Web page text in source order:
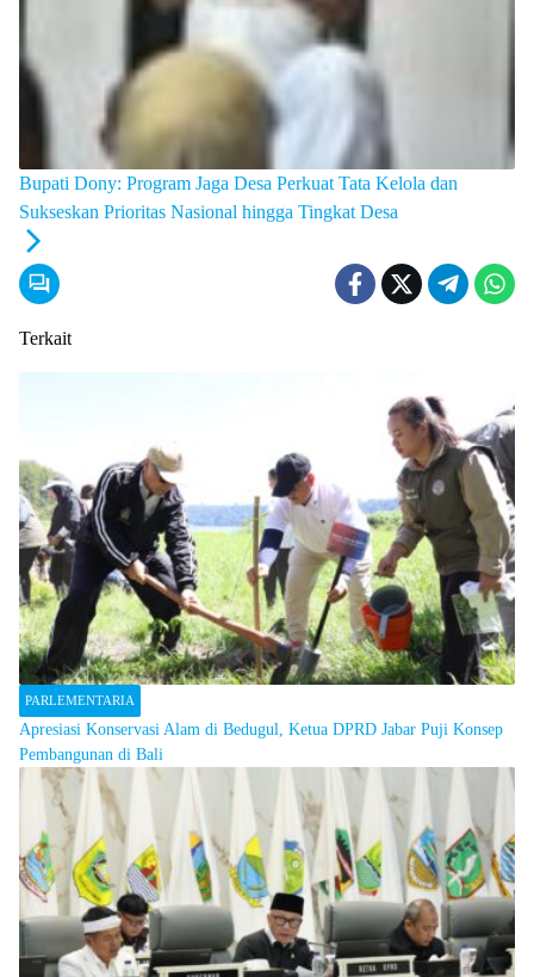
Bupati Dony: Program Jaga Desa Perkuat Tata Kelola dan
Sukseskan Prioritas Nasional hingga Tingkat Desa
Terkait
PARLEMENTARIA
Apresiasi Konservasi Alam di Bedugul, Ketua DPRD Jabar Puji Konsep
Pembangunan di Bali